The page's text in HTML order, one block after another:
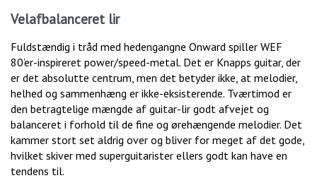
Velafbalanceret lir
Fuldstændig i tråd med hedengangne Onward spiller WEF
80’er-inspireret power/speed-metal. Det er Knapps guitar, der
er det absolutte centrum, men det betyder ikke, at melodier,
helhed og sammenhæng er ikke-eksisterende. Tværtimod er
den betragtelige mængde af guitar-lir godt afvejet og
balanceret i forhold til de fine og ørehængende melodier. Det
kammer stort set aldrig over og bliver for meget af det gode,
hvilket skiver med superguitarister ellers godt kan have en
tendens til.